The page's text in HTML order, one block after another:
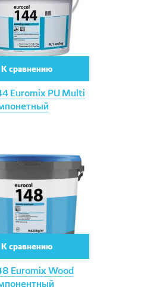
Euromix PU Multi
К сравнению
Euromix Wood
К сравнению